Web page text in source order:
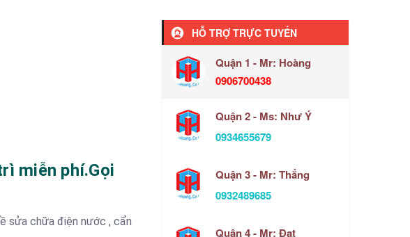
miễn phí.Gọi
sửa chữa điện nước , cẩn
HỖ TRỢ TRỰC TUYẾN
Quận 1 - Mr: Hoàng
0906700438
Quận 2 - Ms: Như Ý
0934655679
Quận 3 - Mr: Thắng
0932489685
Quận 4 - Mr: Đạt